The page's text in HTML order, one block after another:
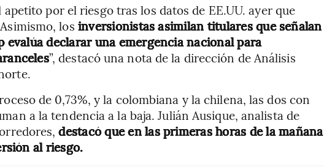
por el riesgo tras los datos de EE.UU. ayer que
los inversionistas asimilan titulares que señalan
evalúa declarar una emergencia nacional para
”, destacó una nota de la dirección de Análisis
de 0,73%, y la colombiana y la chilena, las dos con
a la tendencia a la baja. Julián Ausique, analista de
destacó que en las primeras horas de la mañana
al riesgo.